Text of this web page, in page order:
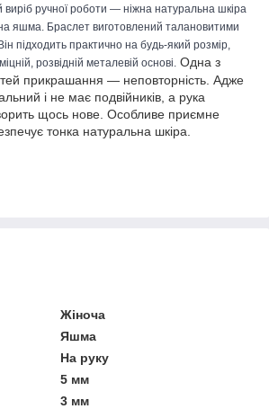
ручної роботи — ніжна натуральна шкіра
яшма. Браслет виготовлений талановитими
підходить практично на будь-який розмір,
розвідній металевій основі. Одна з
прикрашання — неповторність. Адже
і не має подвійників, а рука
щось нове. Особливе приємне
тонка натуральна шкіра.
Жіноча
Яшма
На руку
5 мм
3 мм